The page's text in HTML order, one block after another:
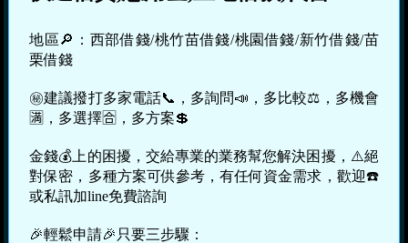
地區🔎：西部借錢/桃竹苗借錢/桃園借錢/新竹借錢/苗
栗借錢
㊙建議撥打多家電話📞，多詢問📣，多比較⚖，多機會
🈵，多選擇🈴，多方案💲
金錢💰上的困擾，交給專業的業務幫您解決困擾，⚠️絕
對保密，多種方案可供參考，有任何資金需求，歡迎☎️
或私訊加line免費諮詢
🎉輕鬆申請🎉只要三步驟：